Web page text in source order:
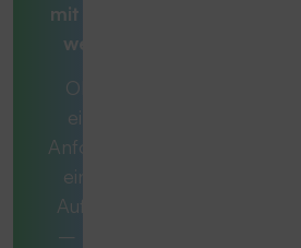
mit
weiterdenken
Ob es sich um
eine konkrete
Anforderung oder
eine komplexe
Aufgabe handelt
– manchmal ist